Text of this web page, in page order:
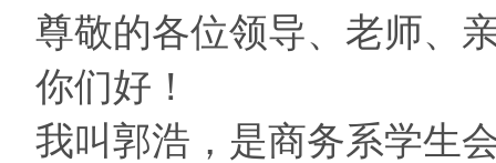
尊敬的各位领导、老师、
你们好！
我叫郭浩，是商务系学生